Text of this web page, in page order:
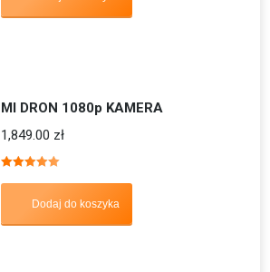
MI DRON 1080p KAMERA
1,849.00 zł
5.00
Dodaj do koszyka